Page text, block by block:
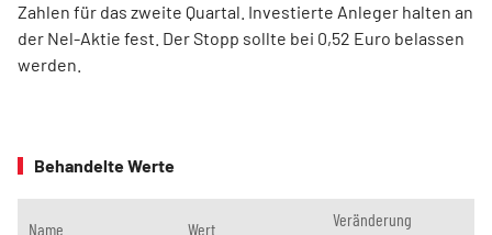
Zahlen für das zweite Quartal. Investierte Anleger halten an
der Nel-Aktie fest. Der Stopp sollte bei 0,52 Euro belassen
werden.
Behandelte Werte
Name Wert Veränderung